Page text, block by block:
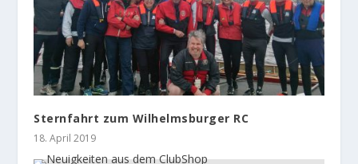
Sternfahrt zum Wilhelmsburger RC
18. April 2019